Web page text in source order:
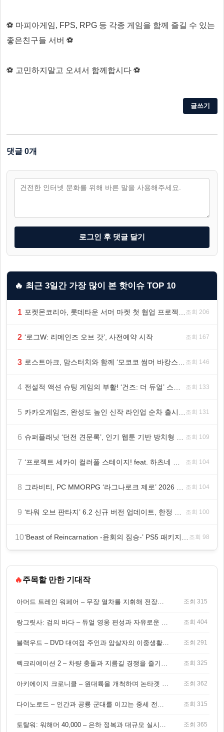
⚽ 마피아게임, FPS, RPG 등 각종 게임을 함께 즐길 수 있는
좋은친구들 서버 ⚽
⚽ 고민하지말고 오셔서 함께합시다 ⚽
글쓰기
댓글 0개
로그인 후 댓글 달기
🔥 최근 3일간 가장 많이 본 핫이슈 TOP 10
1 조회 206
2 ‘로그W: 리메인즈 오브 갓’, 사전예약 시작 조회 167
3 조회 146
4 조회 133
5 조회 131
6 조회 109
7 조회 104
8 조회 104
9 조회 100
10 조회 98
🔥주목할 만한 기대작
조회 315
조회 404
조회 291
조회 325
조회 362
조회 315
조회 365